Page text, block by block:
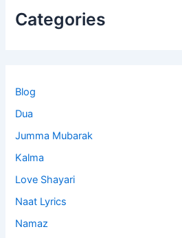
Categories
Blog
Dua
Jumma Mubarak
Kalma
Love Shayari
Naat Lyrics
Namaz